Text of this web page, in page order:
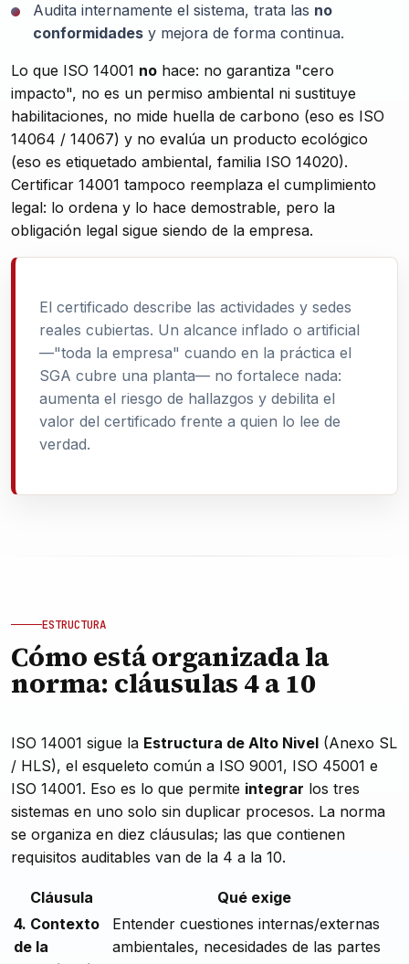
Audita internamente el sistema, trata las no
conformidades y mejora de forma continua.
Lo que ISO 14001 no hace: no garantiza "cero
impacto", no es un permiso ambiental ni sustituye
habilitaciones, no mide huella de carbono (eso es ISO
14064 / 14067) y no evalúa un producto ecológico
(eso es etiquetado ambiental, familia ISO 14020).
Certificar 14001 tampoco reemplaza el cumplimiento
legal: lo ordena y lo hace demostrable, pero la
obligación legal sigue siendo de la empresa.
El certificado describe las actividades y sedes
reales cubiertas. Un alcance inflado o artificial
—"toda la empresa" cuando en la práctica el
SGA cubre una planta— no fortalece nada:
aumenta el riesgo de hallazgos y debilita el
valor del certificado frente a quien lo lee de
verdad.
ESTRUCTURA
Cómo está organizada la
norma: cláusulas 4 a 10
ISO 14001 sigue la Estructura de Alto Nivel (Anexo SL
/ HLS), el esqueleto común a ISO 9001, ISO 45001 e
ISO 14001. Eso es lo que permite integrar los tres
sistemas en uno solo sin duplicar procesos. La norma
se organiza en diez cláusulas; las que contienen
requisitos auditables van de la 4 a la 10.
Cláusula
Qué exige
4. Contexto
de la
Entender cuestiones internas/externas
ambientales, necesidades de las partes